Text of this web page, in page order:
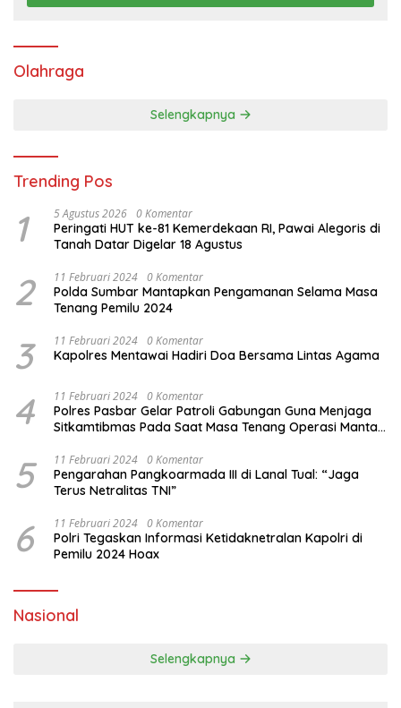
Olahraga
Selengkapnya
Trending Pos
1 5 Agustus 2026 0 Komentar
Peringati HUT ke-81 Kemerdekaan RI, Pawai Alegoris di
Tanah Datar Digelar 18 Agustus
2 11 Februari 2024 0 Komentar
Polda Sumbar Mantapkan Pengamanan Selama Masa
Tenang Pemilu 2024
3 11 Februari 2024 0 Komentar
Kapolres Mentawai Hadiri Doa Bersama Lintas Agama
4 11 Februari 2024 0 Komentar
Polres Pasbar Gelar Patroli Gabungan Guna Menjaga
Sitkamtibmas Pada Saat Masa Tenang Operasi Mantap
5 11 Februari 2024 0 Komentar
Pengarahan Pangkoarmada III di Lanal Tual: “Jaga
Terus Netralitas TNI”
6 11 Februari 2024 0 Komentar
Polri Tegaskan Informasi Ketidaknetralan Kapolri di
Pemilu 2024 Hoax
Nasional
Selengkapnya